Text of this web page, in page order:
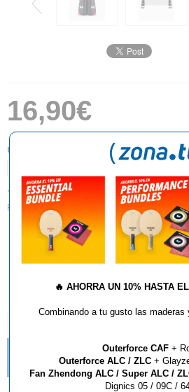
16,90€
UNIDADES:
TIPO:
Redes, Soportes y Medidores
AÑADIR AL
ZAPATILLAS BUTTERFLY
DISPONIBLES.
🔥 AHORRA UN 10% HASTA
Combinando a tu gusto las maderas
Outerforce CAF +
Outerforce ALC / ZLC+
Fan Zhendong ALC / Super ALC /
Dignics 05 / 09C /